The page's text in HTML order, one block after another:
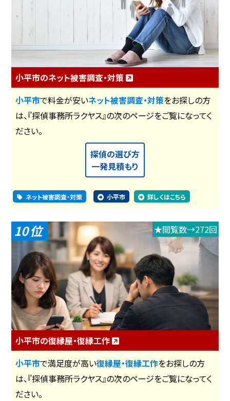
小平市のネット被害調査・対策
小平市で料金が安いネット被害調査・対策をお探しの方
は、『探偵事務所ラクヤス』の次のページをご覧になってく
ださい。
探偵の選び方
一発見積もり
ネット被害調査・対策 小平市 詳しくはこちら
10 ★閲覧数→272回
小平市の復縁屋・復縁工作
小平市で満足度が高い復縁屋・復縁工作をお探しの方
は、『探偵事務所ラクヤス』の次のページをご覧になってく
ださい。